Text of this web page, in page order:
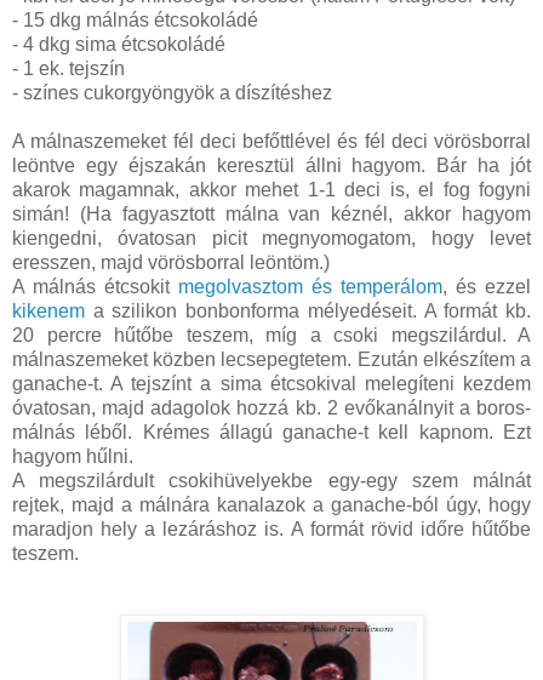
- 15 dkg málnás étcsokoládé
- 4 dkg sima étcsokoládé
- 1 ek. tejszín
- színes cukorgyöngyök a díszítéshez
A málnaszemeket fél deci befőttlével és fél deci vörösborral
leöntve egy éjszakán keresztül állni hagyom. Bár ha jót
akarok magamnak, akkor mehet 1-1 deci is, el fog fogyni
simán! (Ha fagyasztott málna van kéznél, akkor hagyom
kiengedni, óvatosan picit megnyomogatom, hogy levet
eresszen, majd vörösborral leöntöm.)
A málnás étcsokit megolvasztom és temperálom, és ezzel
kikenem a szilikon bonbonforma mélyedéseit. A formát kb.
20 percre hűtőbe teszem, míg a csoki megszilárdul. A
málnaszemeket közben lecsepegtetem. Ezután elkészítem a
ganache-t. A tejszínt a sima étcsokival melegíteni kezdem
óvatosan, majd adagolok hozzá kb. 2 evőkanálnyit a boros-
málnás léből. Krémes állagú ganache-t kell kapnom. Ezt
hagyom hűlni.
A megszilárdult csokihüvelyekbe egy-egy szem málnát
rejtek, majd a málnára kanalazok a ganache-ból úgy, hogy
maradjon hely a lezáráshoz is. A formát rövid időre hűtőbe
teszem.